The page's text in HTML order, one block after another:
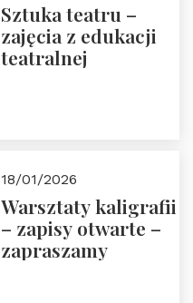
Sztuka teatru –
zajęcia z edukacji
teatralnej
18/01/2026
Warsztaty kaligrafii
– zapisy otwarte –
zapraszamy